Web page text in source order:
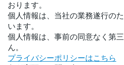
おります。
個人情報は、当社の業務遂行の
います。
個人情報は、事前の同意なく第
ん。
プライバシーポリシーはこちら